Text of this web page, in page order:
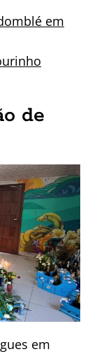
em
de
em